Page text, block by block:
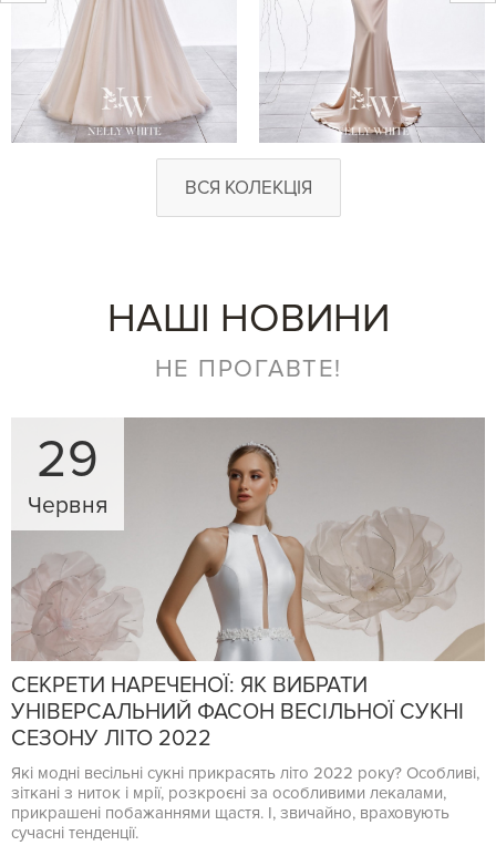
ВСЯ КОЛЕКЦІЯ
НАШІ НОВИНИ
НЕ ПРОГАВТЕ!
29
Червня
СЕКРЕТИ НАРЕЧЕНОЇ: ЯК ВИБРАТИ
УНІВЕРСАЛЬНИЙ ФАСОН ВЕСІЛЬНОЇ СУКНІ
СЕЗОНУ ЛІТО 2022
Які модні весільні сукні прикрасять літо 2022 року? Особливі,
зіткані з ниток і мрії, розкроєні за особливими лекалами,
прикрашені побажаннями щастя. І, звичайно, враховують
сучасні тенденції.